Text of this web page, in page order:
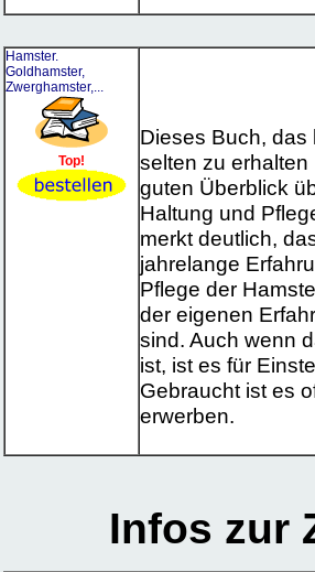
Hamster.
Goldhamster,
Zwerghamster,...
Top!
Dieses Buch, das
selten zu
guten Überblick
Haltung und
merkt deutlich,
jahrelange
Pflege der
der eigenen
sind. Auch wenn
ist, ist es für
Gebraucht ist es
erwerben.
Infos zur